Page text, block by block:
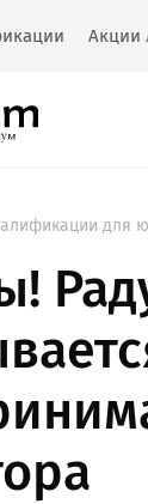
Акции
для